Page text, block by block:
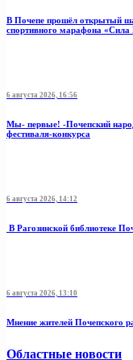
В Почепе прошёл открытый
спортивного марафона «Сила
6 августа 2026, 16:56
Мы- первые! -Почепский
фестиваля-конкурса
6 августа 2026, 14:12
В Рагозинской библиотеке
6 августа 2026, 13:10
Мнение жителей Почепского
Областные новости